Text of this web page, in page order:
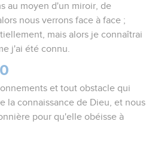
au moyen d'un miroir, de
nous verrons face à face ;
mais alors je connaîtrai
j'ai été connu.
et tout obstacle qui
la connaissance de Dieu, et nous
pour qu'elle obéisse à